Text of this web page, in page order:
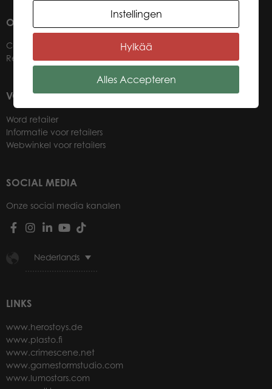
OVER ONS
Contact
Retailers
VOOR ONZE WINKELIERS
Word retailer
Informatie voor retailers
Webwinkel voor retailers
SOCIAL MEDIA
Onze social media kanalen
Nederlands
LINKS
www.herostoys.de
www.plasto.fi
www.crimescene.net
www.gamestormstudio.com
www.lumostars.com
Instellingen
Hylkää
Alles Accepteren